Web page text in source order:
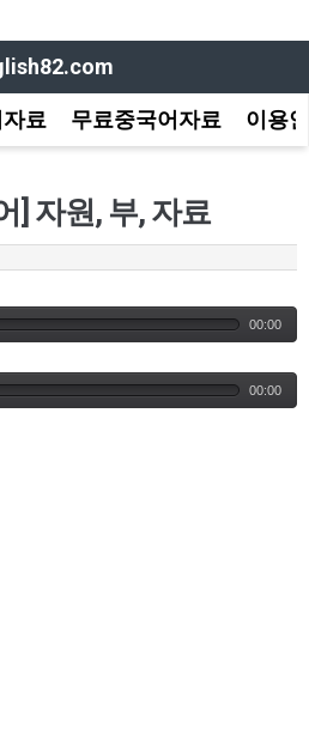
료 무료중국어자료 이용
] 자원, 부, 자료
00:00
00:00